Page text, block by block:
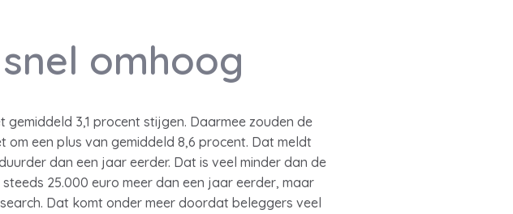
omhoog
3,1 procent stijgen. Daarmee zouden de
om een plus van gemiddeld 8,6 procent. Dat meldt
dan een jaar eerder. Dat is veel minder dan de
25.000 euro meer dan een jaar eerder, maar
Dat komt onder meer doordat beleggers veel